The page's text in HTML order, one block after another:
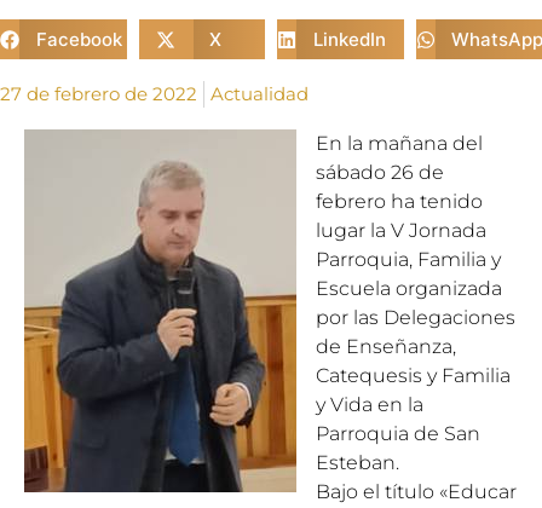
Facebook X LinkedIn WhatsApp
27 de febrero de 2022 Actualidad
En la mañana del
sábado 26 de
febrero ha tenido
lugar la V Jornada
Parroquia, Familia y
Escuela organizada
por las Delegaciones
de Enseñanza,
Catequesis y Familia
y Vida en la
Parroquia de San
Esteban.
Bajo el título «Educar